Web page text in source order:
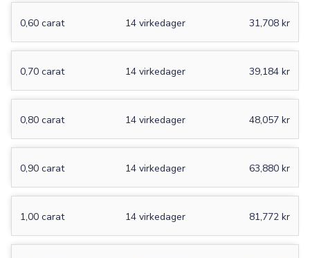
0,60 carat 31,708 kr
14 virkedager
0,70 carat 39,184 kr
14 virkedager
0,80 carat 48,057 kr
14 virkedager
0,90 carat 63,880 kr
14 virkedager
1,00 carat 81,772 kr
14 virkedager